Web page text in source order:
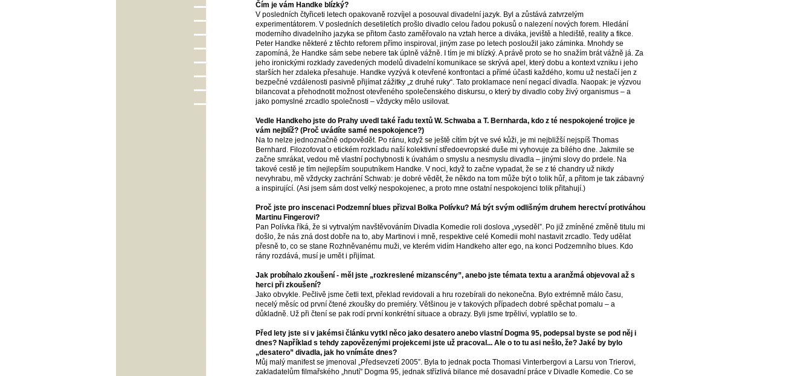
Čím je vám Handke blízký?
V posledních čtyřiceti letech opakovaně rozvíjel a posouval divadelní jazyk. Byl a zůstává zatvrzelým
experimentátorem. V posledních desetiletích prošlo divadlo celou řadou pokusů o nalezení nových forem. Hledání
moderního divadelního jazyka se přitom často zaměřovalo na vztah herce a diváka, jeviště a hlediště, reality a fikce.
Peter Handke některé z těchto reforem přímo inspiroval, jiným zase po letech posloužil jako záminka. Mnohdy se
zapomíná, že Handke sám sebe nebere tak úplně vážně. I tím je mi blízký. A právě proto se ho snažím brát vážně já. Za
jeho ironickými rozklady zavedených modelů divadelní komunikace se skrývá apel, který dobu a kontext vzniku i jeho
starších her zdaleka přesahuje. Handke vyzývá k otevřené konfrontaci a přímé účasti každého, komu už nestačí jen z
bezpečné vzdálenosti pasivně přijímat zážitky „z druhé ruky“. Tato proklamace není negací divadla. Naopak: je výzvou
bilancovat a přehodnotit možnost otevřeného společenského diskursu, o který by divadlo coby živý organismus – a
jako pomyslné zrcadlo společnosti – vždycky mělo usilovat.
Vedle Handkeho jste do Prahy uvedl také řadu textů W. Schwaba a T. Bernharda, kdo z té nespokojené trojice je
vám nejblíž? (Proč uvádíte samé nespokojence?)
Na to nelze jednoznačně odpovědět. Po ránu, když se ještě cítím být ve své kůži, je mi nejbližší nejspíš Thomas
Bernhard. Filozofovat o etickém rozkladu naší kolektivní středoevropské duše mi vyhovuje za bílého dne. Jakmile se
začne smrákat, vedou mě vlastní pochybnosti k úvahám o smyslu a nesmyslu divadla – jinými slovy do prdele. Na
takové cestě je tím nejlepším souputníkem Handke. V noci, když to začne vypadat, že se z té chandry už nikdy
nevyhrabu, mě vždycky zachrání Schwab: je dobré vědět, že někdo na tom může být o tolik hůř, a přitom je tak zábavný
a inspirující. (Asi jsem sám dost velký nespokojenec, a proto mne ostatní nespokojenci tolik přitahují.)
Proč jste pro inscenaci Podzemní blues přizval Bolka Polívku? Má být svým odlišným druhem herectví protiváhou
Martinu Fingerovi?
Pan Polívka říká, že si vytrvalým navštěvováním Divadla Komedie roli doslova „vyseděl”. Po již zmíněné změně titulu mi
došlo, že nás zná dost dobře na to, aby Martinovi i mně, respektive celé Komedii mohl nastavit zrcadlo. Tedy udělat
přesně to, co se stane Rozhněvanému muži, ve kterém vidím Handkeho alter ego, na konci Podzemního blues. Kdo
rány rozdává, musí je umět i přijímat.
Jak probíhalo zkoušení - měl jste „rozkreslené mizanscény”, anebo jste témata textu a aranžmá objevoval až s
herci při zkoušení?
Jako obvykle. Pečlivě jsme četli text, překlad revidovali a hru rozebírali do nekonečna. Bylo extrémně málo času,
necelý měsíc od první čtené zkoušky do premiéry. Většinou je v takových případech dobré spěchat pomalu – a
důkladně. Už při čtení se pak rodí první konkrétní situace a obrazy. Byli jsme trpěliví, vyplatilo se to.
Před lety jste si v jakémsi článku vytkl něco jako desatero anebo vlastní Dogma 95, podepsal byste se pod něj i
dnes? Například s tehdy zapovězenými projekcemi jste už pracoval... Ale o to tu asi nešlo, že? Jaké by bylo
„desatero” divadla, jak ho vnímáte dnes?
Můj malý manifest se jmenoval „Předsevzetí 2005”. Byla to jednak pocta Thomasi Vinterbergovi a Larsu von Trierovi,
zakladatelům filmařského „hnutí” Dogma 95, jednak střízlivá bilance mé dosavadní práce v Divadle Komedie. Co se